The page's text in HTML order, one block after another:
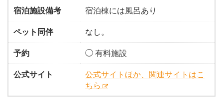
宿泊施設備考
宿泊棟には風呂あり
ペット同伴
なし。
予約
◯ 有料施設
公式サイト
公式サイトほか、関連サイトはこ
ちら